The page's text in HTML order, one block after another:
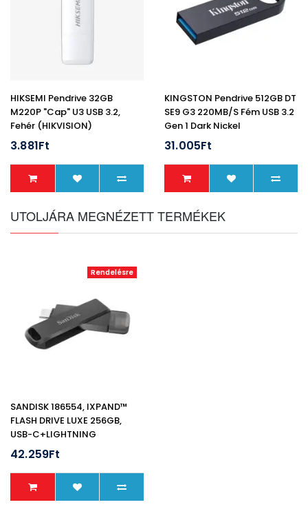
HIKSEMI Pendrive 32GB
M220P "Cap" U3 USB 3.2,
Fehér (HIKVISION)
3.881Ft
KINGSTON Pendrive 512GB DT
SE9 G3 220MB/s Fém USB 3.2
Gen 1 Dark Nickel
31.005Ft
UTOLJÁRA MEGNÉZETT TERMÉKEK
Rendelésre
SANDISK 186554, IXPAND™
FLASH DRIVE LUXE 256GB,
USB-C+LIGHTNING
42.259Ft